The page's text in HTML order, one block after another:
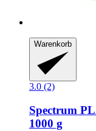
Warenkorb
3.0 (2)
Spectrum
1000 g